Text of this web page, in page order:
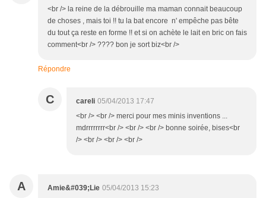
<br /> la reine de la débrouille ma maman connait beaucoup
de choses , mais toi !! tu la bat encore n' empêche pas bête
du tout ça reste en forme !! et si on achète le lait en bric on fais
comment<br /> ???? bon je sort biz<br />
Répondre
C careli 05/04/2013 17:47
<br /> <br /> merci pour mes minis inventions ...
mdrrrrrrrr<br /> <br /> <br /> bonne soirée, bises<br
/> <br /> <br /> <br />
A Amie&#039;Lie 05/04/2013 15:23